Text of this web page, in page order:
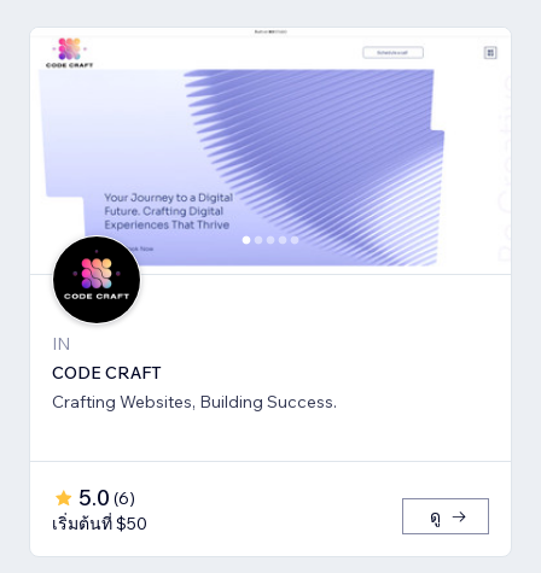
IN
CODE CRAFT
Crafting Websites, Building Success.
5.0 (6)
เริ่มต้นที่ $50
ดู